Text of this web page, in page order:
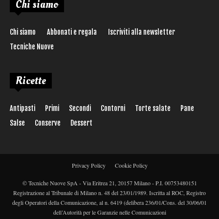
Chi siamo
Chi siamo Abbonati e regala
Iscriviti alla newsletter
Tecniche Nuove
Ricette
Antipasti Primi Secondi Contorni Torte salate
Pane
Salse
Conserve Dessert
Privacy Policy Cookie Policy
© Tecniche Nuove SpA - Via Eritrea 21, 20157 Milano - P.I. 00753480151
Registrazione al Tribunale di Milano n. 48 del 23/01/1989. Iscritta al ROC, Registro
degli Operatori della Comunicazione, al n. 6419 (delibera 236/01/Cons. del 30/06/01
dell’Autorità per le Garanzie nelle Comunicazioni